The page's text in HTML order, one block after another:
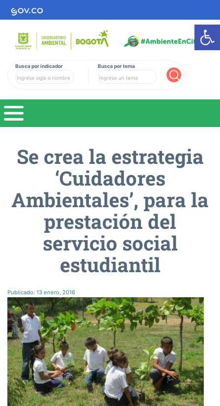
Busca por indicador Busca por tema
Se crea la estrategia
‘Cuidadores
Ambientales’, para la
prestación del
servicio social
estudiantil
Publicado: 13 enero, 2016